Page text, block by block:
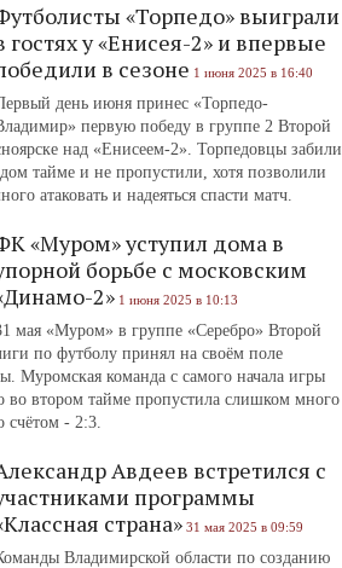
«Торпедо» выиграли
гостях у «Енисея-2» и впервые
в сезоне 1 июня 2025 в 16:40
день июня принес «Торпедо-
первую победу в группе 2 Второй
над «Енисеем-2». Торпедовцы забили
тайме и не пропустили, хотя позволили
атаковать и надеяться спасти матч.
«Муром» уступил дома в
борьбе с московским
2» 1 июня 2025 в 10:13
мая «Муром» в группе «Серебро» Второй
по футболу принял на своём поле
Муромская команда с самого начала игры
во втором тайме пропустила слишком много
счётом - 2:3.
Авдеев встретился с
программы
страна» 31 мая 2025 в 09:59
Владимирской области по созданию